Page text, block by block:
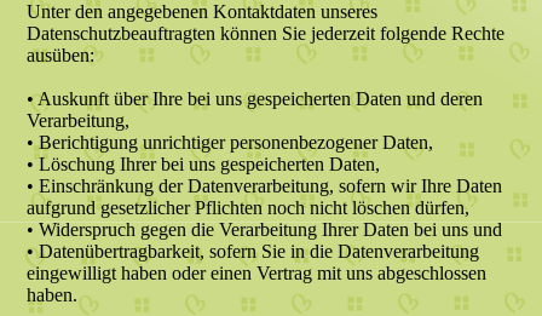
Unter den angegebenen Kontaktdaten unseres
Datenschutzbeauftragten können Sie jederzeit folgende Rechte
ausüben:
• Auskunft über Ihre bei uns gespeicherten Daten und deren
Verarbeitung,
• Berichtigung unrichtiger personenbezogener Daten,
• Löschung Ihrer bei uns gespeicherten Daten,
• Einschränkung der Datenverarbeitung, sofern wir Ihre Daten
aufgrund gesetzlicher Pflichten noch nicht löschen dürfen,
• Widerspruch gegen die Verarbeitung Ihrer Daten bei uns und
• Datenübertragbarkeit, sofern Sie in die Datenverarbeitung
eingewilligt haben oder einen Vertrag mit uns abgeschlossen
haben.